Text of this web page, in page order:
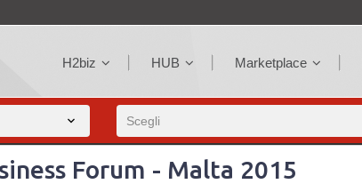
H2biz HUB Marketplace
Forum - Malta 2015